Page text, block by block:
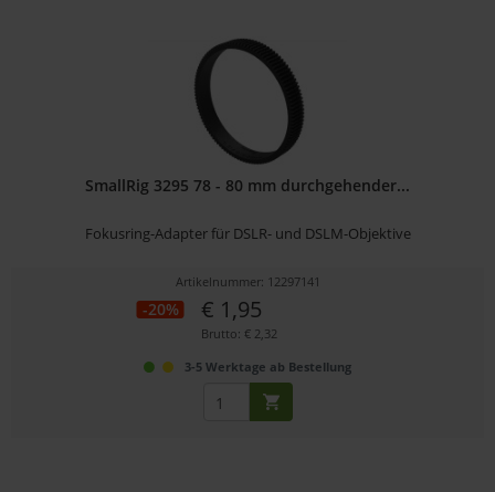
SmallRig 3295 78 - 80 mm durchgehender...
Fokusring-Adapter für DSLR- und DSLM-Objektive
Artikelnummer: 12297141
-20% € 1,95
Brutto: € 2,32
3-5 Werktage ab Bestellung